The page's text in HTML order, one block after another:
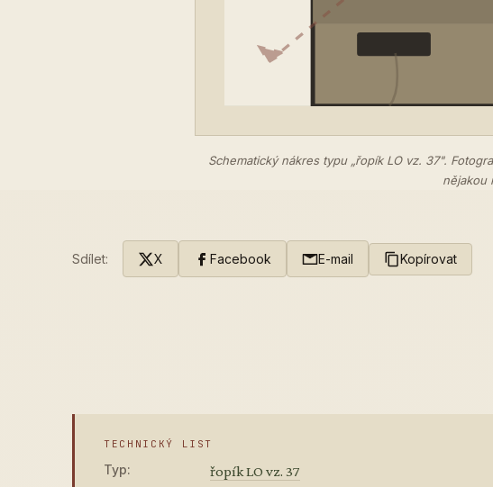
Schematický nákres typu „řopík LO vz. 37".
nějakou
Sdílet: X Facebook E-mail Kopírovat
TECHNICKÝ LIST
Typ: řopík LO vz. 37